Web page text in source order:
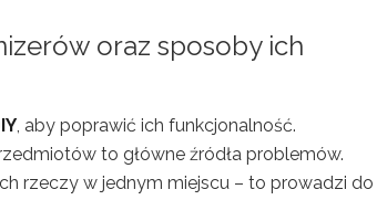
oraz sposoby ich
, aby poprawić ich funkcjonalność.
to główne źródła problemów.
rzeczy w jednym miejscu – to prowadzi do